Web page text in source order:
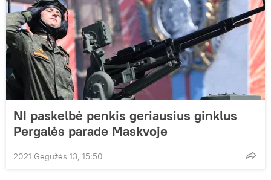
NI paskelbė penkis geriausius ginklus
Pergalės parade Maskvoje
2021 Gegužės 13, 15:50